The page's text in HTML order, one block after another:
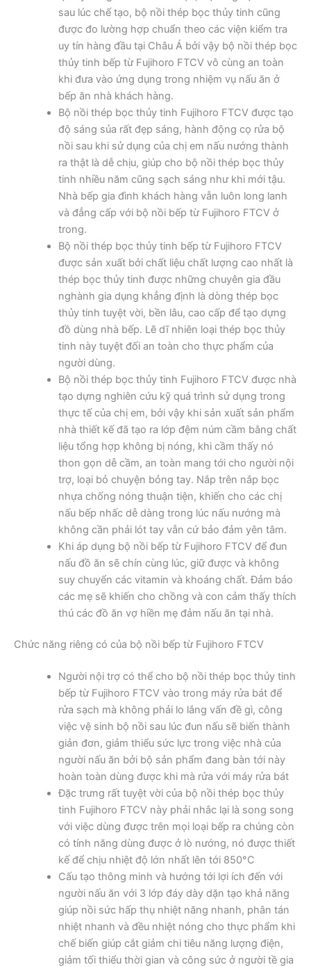
sau lúc chế tạo, bộ nồi thép bọc thủy tinh cũng
được đo lường hợp chuẩn theo các viện kiểm tra
uy tín hàng đầu tại Châu Á bởi vậy bộ nồi thép bọc
thủy tinh bếp từ Fujihoro FTCV vô cùng an toàn
khi đưa vào ứng dụng trong nhiệm vụ nấu ăn ở
bếp ăn nhà khách hàng.
Bộ nồi thép bọc thủy tinh Fujihoro FTCV được tạo
độ sáng sủa rất đẹp sáng, hành động cọ rửa bộ
nồi sau khi sử dụng của chị em nấu nướng thành
ra thật là dễ chịu, giúp cho bộ nồi thép bọc thủy
tinh nhiều năm cũng sạch sáng như khi mới tậu.
Nhà bếp gia đình khách hàng vẫn luôn long lanh
và đẳng cấp với bộ nồi bếp từ Fujihoro FTCV ở
trong.
Bộ nồi thép bọc thủy tinh bếp từ Fujihoro FTCV
được sản xuất bởi chất liệu chất lượng cao nhất là
thép bọc thủy tinh được những chuyên gia đầu
nghành gia dụng khẳng định là dòng thép bọc
thủy tinh tuyệt vời, bền lâu, cao cấp để tạo dựng
đồ dùng nhà bếp. Lẽ dĩ nhiên loại thép bọc thủy
tinh này tuyệt đối an toàn cho thực phẩm của
người dùng.
Bộ nồi thép bọc thủy tinh Fujihoro FTCV được nhà
tạo dựng nghiên cứu kỹ quá trình sử dụng trong
thực tế của chị em, bởi vậy khi sản xuất sản phẩm
nhà thiết kế đã tạo ra lớp đệm núm cầm bằng chất
liệu tổng hợp không bị nóng, khi cầm thấy nó
thon gọn dễ cầm, an toàn mang tới cho người nội
trợ, loại bỏ chuyện bỏng tay. Nắp trên nắp bọc
nhựa chống nóng thuận tiện, khiến cho các chị
nấu bếp nhấc dễ dàng trong lúc nấu nướng mà
không cần phải lót tay vẫn cứ bảo đảm yên tâm.
Khi áp dụng bộ nồi bếp từ Fujihoro FTCV để đun
nấu đồ ăn sẽ chín cùng lúc, giữ được và không
suy chuyển các vitamin và khoáng chất. Đảm bảo
các mẹ sẽ khiến cho chồng và con cảm thấy thích
thú các đồ ăn vợ hiền mẹ đảm nấu ăn tại nhà.
Chức năng riêng có của bộ nồi bếp từ Fujihoro FTCV
Người nội trợ có thể cho bộ nồi thép bọc thủy tinh
bếp từ Fujihoro FTCV vào trong máy rửa bát để
rửa sạch mà không phải lo lắng vấn đề gì, công
việc vệ sinh bộ nồi sau lúc đun nấu sẽ biến thành
giản đơn, giảm thiểu sức lực trong việc nhà của
người nấu ăn bởi bộ sản phẩm đang bàn tới này
hoàn toàn dùng được khi mà rửa với máy rửa bát
Đặc trưng rất tuyệt vời của bộ nồi thép bọc thủy
tinh Fujihoro FTCV này phải nhắc lại là song song
với việc dùng được trên mọi loại bếp ra chúng còn
có tính năng dùng được ở lò nướng, nó được thiết
kế để chịu nhiệt độ lớn nhất lên tới 850°C
Cấu tạo thông minh và hướng tới lợi ích đến với
người nấu ăn với 3 lớp đáy dày dặn tạo khả năng
giúp nồi sức hấp thụ nhiệt năng nhanh, phân tán
nhiệt nhanh và đều nhiệt nóng cho thực phẩm khi
chế biến giúp cắt giảm chi tiêu năng lượng điện,
giảm tối thiểu thời gian và công sức ở người tề gia